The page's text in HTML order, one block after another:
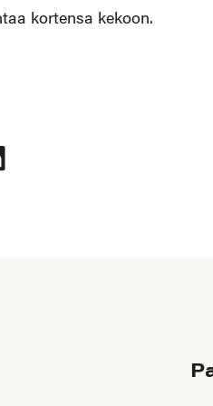
kortensa kekoon.
Jaa LinkedIn:ssä